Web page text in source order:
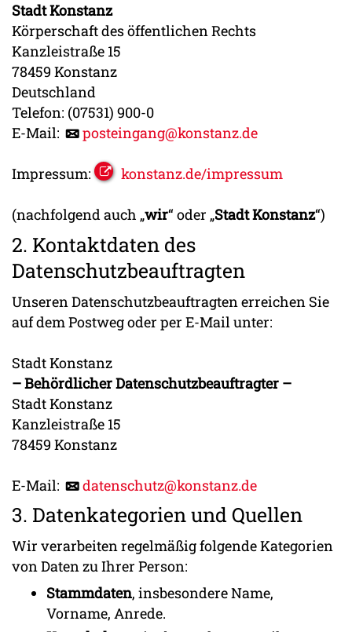
Stadt Konstanz
Körperschaft des öffentlichen Rechts
Kanzleistraße 15
78459 Konstanz
Deutschland
Telefon: (07531) 900-0
E-Mail:
posteingang@konstanz.de
Impressum: konstanz.de/impressum
(nachfolgend auch „wir“ oder „Stadt Konstanz“)
2. Kontaktdaten des
Datenschutzbeauftragten
Unseren Datenschutzbeauftragten erreichen Sie
auf dem Postweg oder per E-Mail unter:
Stadt Konstanz
– Behördlicher Datenschutzbeauftragter –
Stadt Konstanz
Kanzleistraße 15
78459 Konstanz
E-Mail: datenschutz@konstanz.de
3. Datenkategorien und Quellen
Wir verarbeiten regelmäßig folgende Kategorien
von Daten zu Ihrer Person:
Stammdaten, insbesondere Name,
Vorname, Anrede.